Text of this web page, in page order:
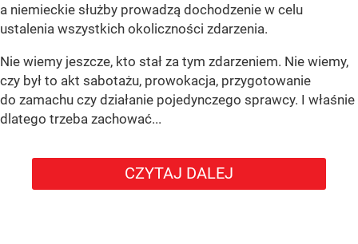
a niemieckie służby prowadzą dochodzenie w celu
ustalenia wszystkich okoliczności zdarzenia.
Nie wiemy jeszcze, kto stał za tym zdarzeniem. Nie wiemy,
czy był to akt sabotażu, prowokacja, przygotowanie
do zamachu czy działanie pojedynczego sprawcy. I właśnie
dlatego trzeba zachować...
CZYTAJ DALEJ